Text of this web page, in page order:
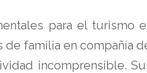
para el turismo
familia en compañía
incomprensible.